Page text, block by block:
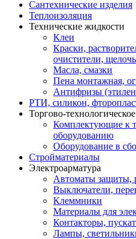
Сантехнические изделия
Теплоизоляция
Технические жидкости
Клеи
Краски,
очистители, щелочь
Масла, смазки
Пена монтажная,
Антифризы
РТИ, силикон,
Торгово-
Комплектующие к
оборудованию
Оборудование в
Стройматериалы
Электроарматура
Автоматы защиты,
Выключатели,
Клеммники
Материалы для
Контакторы,
Лампы,